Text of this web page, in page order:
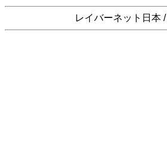
レイバーネット日本 /